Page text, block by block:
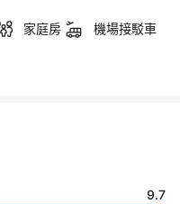
家庭房 機場接駁車
9.7